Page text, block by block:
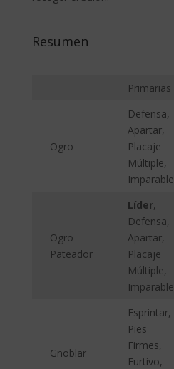
Resumen
Primarias
Ogro
Defensa,
Apartar,
Placaje
Múltiple,
Imparable
Ogro
Pateador
Líder,
Defensa,
Apartar,
Placaje
Múltiple,
Imparable
Gnoblar
Esprintar,
Pies
Firmes,
Furtivo,